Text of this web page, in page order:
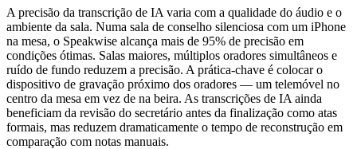
A precisão da transcrição de IA varia com a qualidade do áudio e o
ambiente da sala. Numa sala de conselho silenciosa com um iPhone
na mesa, o Speakwise alcança mais de 95% de precisão em
condições ótimas. Salas maiores, múltiplos oradores simultâneos e
ruído de fundo reduzem a precisão. A prática-chave é colocar o
dispositivo de gravação próximo dos oradores — um telemóvel no
centro da mesa em vez de na beira. As transcrições de IA ainda
beneficiam da revisão do secretário antes da finalização como atas
formais, mas reduzem dramaticamente o tempo de reconstrução em
comparação com notas manuais.